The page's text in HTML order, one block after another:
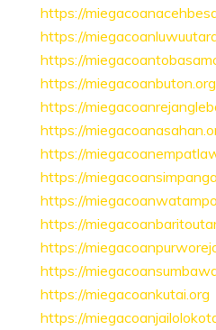
https://
https://
https://
https://miegacoanbuton.org
https://
https://
https://
https://
https://
https://
https://
https://
https://miegacoankutai.org
https://